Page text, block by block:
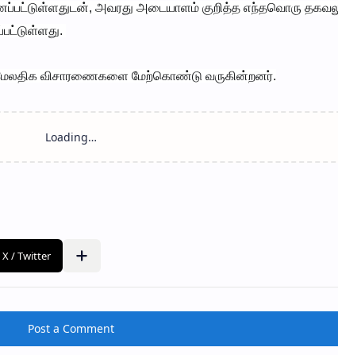
அவரது அடையாளம் குறித்த எந்தவொரு
விசாரணைகளை மேற்கொண்டு வருகின்றனர்.
Post a Comment